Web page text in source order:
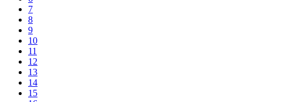
7
8
9
10
11
12
13
14
15